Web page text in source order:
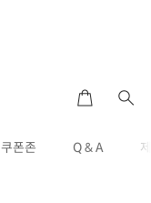
쿠폰존 Q & A